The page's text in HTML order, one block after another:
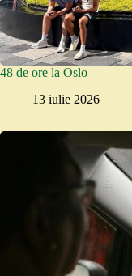
48 de ore la Oslo
13 iulie 2026